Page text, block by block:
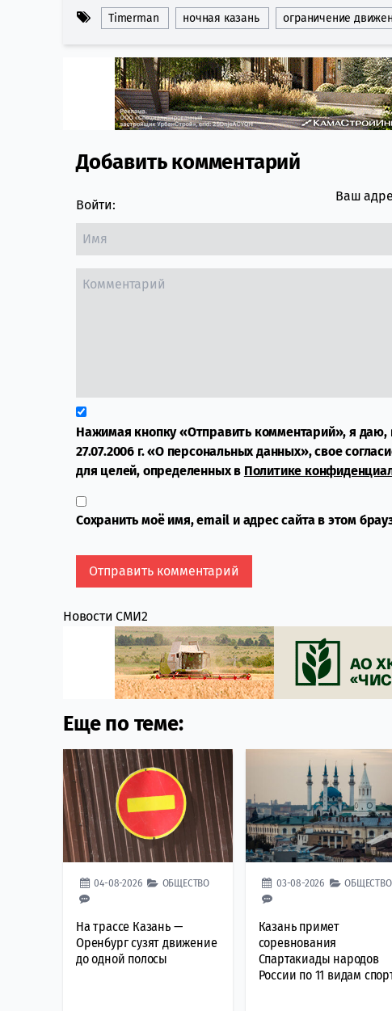
Timerman ночная казань ограничение
Comment section
Добавить комментарий
Войти:
Ваш
Нажимая кнопку «Отправить комментарий», я
27.07.2006 г. «О персональных данных», свое
для целей, определенных в Политике
Сохранить моё имя, email и адрес сайта в этом
Новости СМИ2
Еще по теме:
04-08-2026 ОБЩЕСТВО
На трассе Казань —
Оренбург сузят движение
до одной полосы
03-08-2026 ОБЩЕСТВО
Казань примет
соревнования
Спартакиады народов
России по 11 видам